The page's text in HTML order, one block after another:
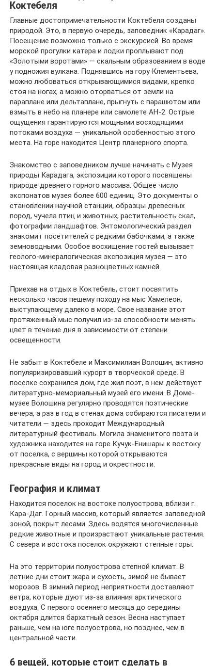
Коктебеля
Главные достопримечательности Коктебеля созданы
природой. Это, в первую очередь, заповедник «Карадаг».
Посещение возможно только с экскурсией. Во время
морской прогулки катера и лодки проплывают под
«Золотыми воротами» — скальным образованием в воде
у подножия вулкана. Поднявшись на гору Клементьева,
можно любоваться открывающимися видами, крепко
стоя на ногах, а можно оторваться от земли на
параплане или дельтаплане, прыгнуть с парашютом или
взмыть в небо на планере или самолете АН-2. Острые
ощущения гарантируются мощными восходящими
потоками воздуха — уникальной особенностью этого
места. На горе находится Центр планерного спорта.
Знакомство с заповедником лучше начинать с Музея
природы Карадага, экспозиции которого посвящены
природе древнего горного массива. Общее число
экспонатов музея более 600 единиц. Это документы о
становлении научной станции, образцы древесных
пород, чучела птиц и животных, растительность скал,
фотографии ландшафтов. Энтомологический раздел
знакомит посетителей с редкими бабочками, а также
земноводными. Особое восхищение гостей вызывает
геолого-минералогическая экспозиция музея — это
настоящая кладовая разноцветных камней.
Приехав на отдых в Коктебель, стоит посвятить
несколько часов пешему походу на мыс Хамелеон,
выступающему далеко в море. Свое название этот
протяженный мыс получил из-за способности менять
цвет в течение дня в зависимости от степени
освещенности.
Не забыт в Коктебеле и Максимилиан Волошин, активно
популяризировавший курорт в творческой среде. В
поселке сохранился дом, где жил поэт, в нем действует
литературно-мемориальный музей его имени. В Доме-
музее Волошина регулярно проводятся поэтические
вечера, а раз в год в стенах дома собираются писатели и
читатели — здесь проходит Международный
литературный фестиваль. Могила знаменитого поэта и
художника находится на горе Кучук-Енишары к востоку
от поселка, с вершины которой открываются
прекрасные виды на город и окрестности.
География и климат
Находится поселок на востоке полуострова, вблизи г.
Кара-Даг. Горный массив, который является заповедной
зоной, покрыт лесами. Здесь водятся многочисленные
редкие животные и произрастают уникальные растения.
С севера и востока поселок окружают степные горы.
На это территории полуострова степной климат. В
летние дни стоит жара и сухость, зимой не бывает
морозов. В зимний период неприятности доставляют
ветра, которые дуют из-за влияния арктического
воздуха. С первого осеннего месяца до середины
октября длится бархатный сезон. Весна наступает
раньше, чем на юге полуострова, но позднее, чем в
центральной части.
6 вещей, которые стоит сделать в